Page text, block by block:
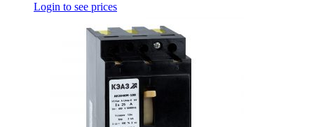
Login to see prices